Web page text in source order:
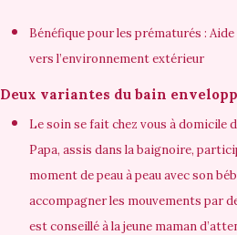
Bénéfique pour les prématurés :
vers l’environnement extérieur
Deux variantes du bain
Le soin se fait chez vous à domicile
Papa, assis dans la baignoire,
moment de peau à peau avec son
accompagner les mouvements par
est conseillé à la jeune maman